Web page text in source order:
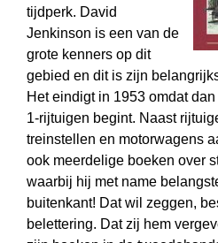
tijdperk. David
Jenkinson is een van de
grote kenners op dit
gebied en dit is zijn
Het eindigt in 1953 omdat
1-rijtuigen begint. Naast
treinstellen en motorwagens
ook meerdelige boeken over
waarbij hij met name
buitenkant! Dat wil zeggen,
belettering. Dat zij hem